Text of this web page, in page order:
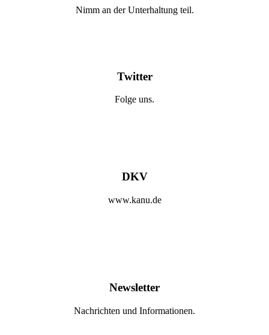
Nimm an der Unterhaltung teil.
Twitter
Folge uns.
DKV
www.kanu.de
Newsletter
Nachrichten und Informationen.